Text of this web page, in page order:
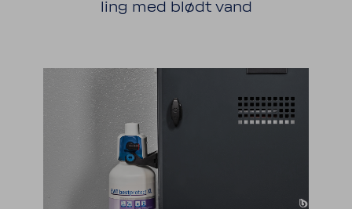
ling med blødt vand